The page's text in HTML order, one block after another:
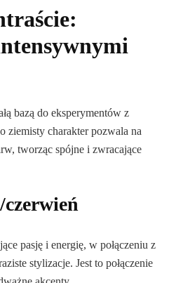
bazą do eksperymentów z
ziemisty charakter pozwala na
tworząc spójne i zwracające
pasję i energię, w połączeniu z
stylizacje. Jest to połączenie